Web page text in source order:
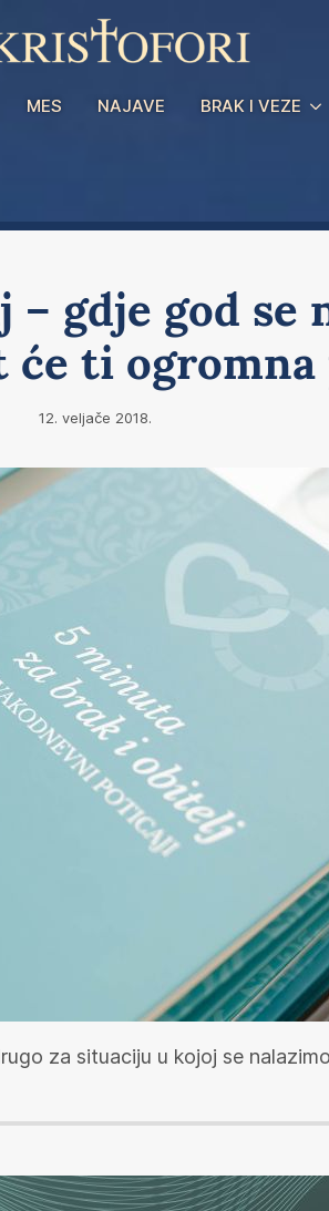
MES NAJAVE BRAK I VEZE
gdje god se
će ti ogromna
12. veljače 2018.
za situaciju u kojoj se